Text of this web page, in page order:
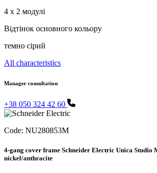
4 х 2 модулі
Відтінок основного кольору
темно сірий
All characteristics
Manager consultation
+38 050 324 42 60
Code: NU280853M
4-gang cover frame Schneider Electric Unica Studio
nickel/anthracite